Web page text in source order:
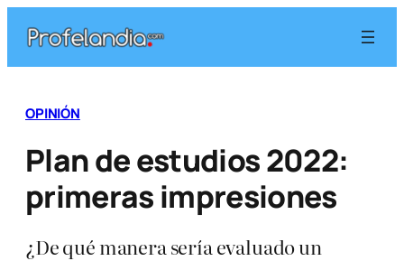
contenido
OPINIÓN
Plan de estudios 2022:
primeras impresiones
¿De qué manera sería evaluado un